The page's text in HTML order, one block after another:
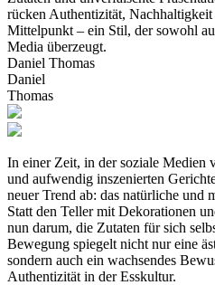
rücken Authentizität, Nachhaltigkeit
Mittelpunkt – ein Stil, der sowohl
Media überzeugt.
Daniel Thomas
Daniel
Thomas
In einer Zeit, in der soziale Medien
und aufwendig inszenierten
neuer Trend ab: das natürliche und
Statt den Teller mit Dekorationen
nun darum, die Zutaten für sich
Bewegung spiegelt nicht nur eine
sondern auch ein wachsendes
Authentizität in der Esskultur.